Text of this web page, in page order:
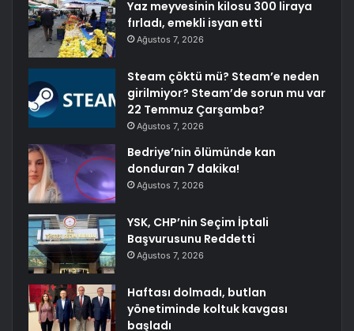
Yaz meyvesinin kilosu 300 liraya
fırladı, emekli isyan etti
Ağustos 7, 2026
Steam çöktü mü? Steam’e neden
girilmiyor? Steam’de sorun mu var
22 Temmuz Çarşamba?
Ağustos 7, 2026
Bedriye’nin ölümünde kan
donduran 7 dakika!
Ağustos 7, 2026
YSK, CHP’nin Seçim İptali
Başvurusunu Reddetti
Ağustos 7, 2026
Haftası dolmadı, butlan
yönetiminde koltuk kavgası
başladı